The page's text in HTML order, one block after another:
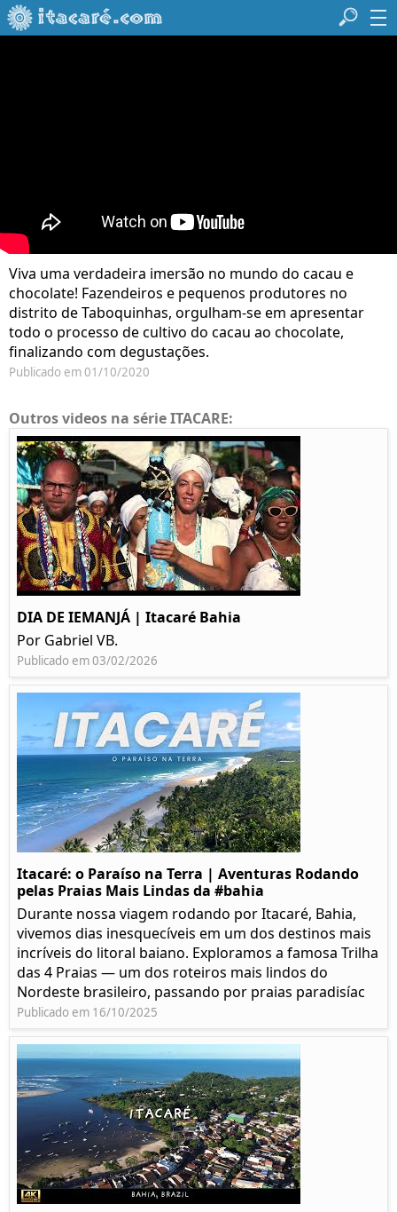
Viva uma verdadeira imersão no mundo do cacau e
chocolate! Fazendeiros e pequenos produtores no
distrito de Taboquinhas, orgulham-se em apresentar
todo o processo de cultivo do cacau ao chocolate,
finalizando com degustações.
Publicado em 01/10/2020
Outros videos na série ITACARE:
DIA DE IEMANJÁ | Itacaré Bahia
Por Gabriel VB.
Publicado em 03/02/2026
Itacaré: o Paraíso na Terra | Aventuras Rodando
pelas Praias Mais Lindas da #bahia
Durante nossa viagem rodando por Itacaré, Bahia,
vivemos dias inesquecíveis em um dos destinos mais
incríveis do litoral baiano. Exploramos a famosa Trilha
das 4 Praias — um dos roteiros mais lindos do
Nordeste brasileiro, passando por praias paradisíac
Publicado em 16/10/2025